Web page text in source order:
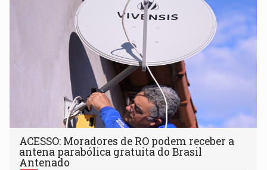
ACESSO: Moradores de RO podem receber a
antena parabólica gratuita do Brasil
Antenado